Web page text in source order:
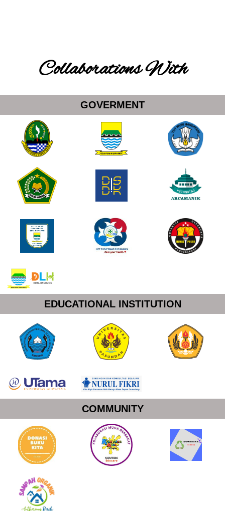
Collaborations With
GOVERMENT
EDUCATIONAL INSTITUTION
COMMUNITY